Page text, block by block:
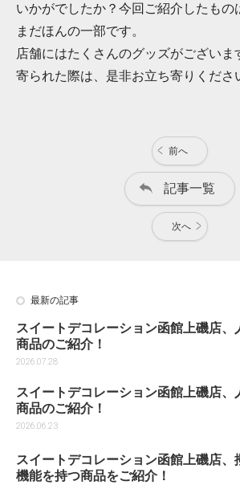
いかがでしたか？今回ご紹介したもの
まだほんの一部です。
店舗にはたくさんのグッズがございま
寄られた際は、是非お立ち寄りくださ
前へ
記事一覧
次へ
最新の記事
スイートデコレーション函館上磯店、
商品のご紹介！
2026.07.28
スイートデコレーション函館上磯店、
商品のご紹介！
2026.06.23
スイートデコレーション函館上磯店、
機能を持つ商品をご紹介！